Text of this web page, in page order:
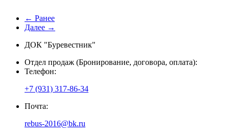
← Ранее
Далее →
ДОК "Буревестник"
Отдел продаж (Бронирование, договора, оплата):
Телефон:
+7 (931) 317-86-34
Почта:
rebus-2016@bk.ru